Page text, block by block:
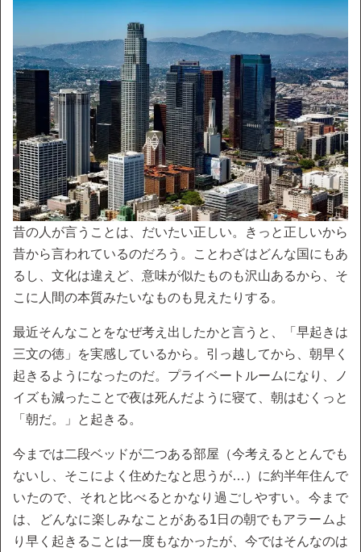
昔の人が言うことは、だいたい正しい。きっと正しいから
昔から言われているのだろう。ことわざはどんな国にもあ
るし、文化は違えど、意味が似たものも沢山あるから、そ
こに人間の本質みたいなものも見えたりする。
最近そんなことをなぜ考え出したかと言うと、「早起きは
三文の徳」を実感しているから。引っ越してから、朝早く
起きるようになったのだ。プライベートルームになり、ノ
イズも減ったことで夜は死んだように寝て、朝はむくっと
「朝だ。」と起きる。
今までは二段ベッドが二つある部屋（今考えるととんでも
ないし、そこによく住めたなと思うが…）に約半年住んで
いたので、それと比べるとかなり過ごしやすい。今まで
は、どんなに楽しみなことがある1日の朝でもアラームよ
り早く起きることは一度もなかったが、今ではそんなのは